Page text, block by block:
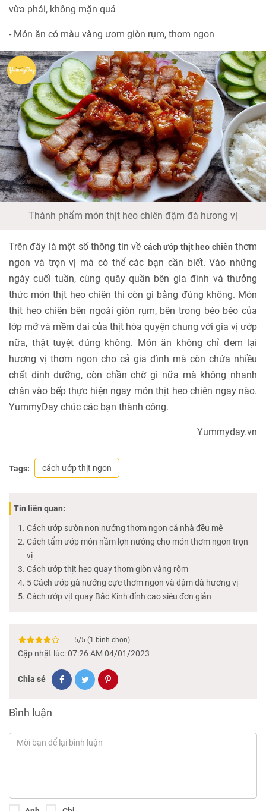
vừa phải, không mặn quá
- Món ăn có màu vàng ươm giòn rụm, thơm ngon
Thành phẩm món thịt heo chiên đậm đà hương vị
Trên đây là một số thông tin về cách ướp thịt heo chiên thơm
ngon và trọn vị mà có thể các bạn cần biết. Vào những
ngày cuối tuần, cùng quây quần bên gia đình và thưởng
thức món thịt heo chiên thì còn gì bằng đúng không. Món
thịt heo chiên bên ngoài giòn rụm, bên trong béo béo của
lớp mỡ và mềm dai của thịt hòa quyện chung với gia vị ướp
nữa, thật tuyệt đúng không. Món ăn không chỉ đem lại
hương vị thơm ngon cho cả gia đình mà còn chứa nhiều
chất dinh dưỡng, còn chần chờ gì nữa mà không nhanh
chân vào bếp thực hiện ngay món thịt heo chiên ngay nào.
YummyDay chúc các bạn thành công.
Yummyday.vn
Tags: cách ướp thịt ngon
Tin liên quan:
Cách ướp sườn non nướng thơm ngon cả nhà đều mê
Cách tẩm ướp món nầm lợn nướng cho món thơm ngon trọn
vị
Cách ướp thịt heo quay thơm giòn vàng rộm
5 Cách ướp gà nướng cực thơm ngon và đậm đà hương vị
Cách ướp vịt quay Bắc Kinh đỉnh cao siêu đơn giản
5/5 (1 bình chọn)
Cập nhật lúc: 07:26 AM 04/01/2023
Chia sẻ
Bình luận